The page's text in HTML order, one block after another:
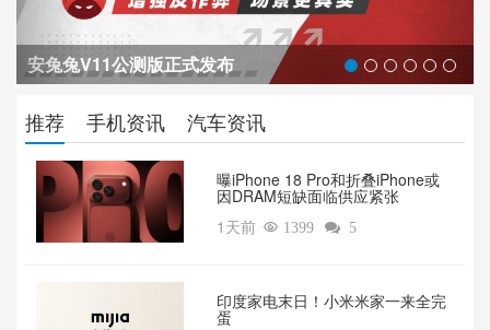
安兔兔V11公测版正式发布
推荐 手机资讯 汽车资讯
曝iPhone 18 Pro和折叠iPhone或
因DRAM短缺面临供应紧张
1天前  1399  5
印度家电末日！小米米家一来全完
蛋